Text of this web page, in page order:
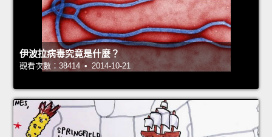
伊波拉病毒究竟是什麼？
觀看次數：38414 • 2014-10-21